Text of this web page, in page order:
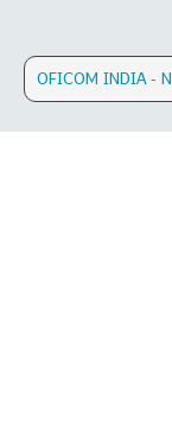
OFICOM INDIA -